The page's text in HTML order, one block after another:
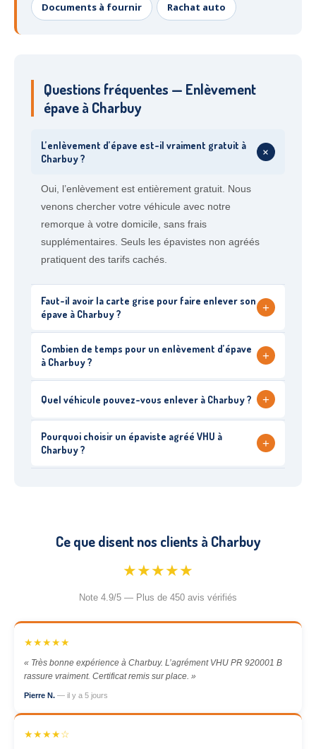
Documents à fournir Rachat auto
Questions fréquentes — Enlèvement
épave à Charbuy
L’enlèvement d’épave est-il vraiment gratuit à
Charbuy ?
+
Oui, l’enlèvement est entièrement gratuit. Nous
venons chercher votre véhicule avec notre
remorque à votre domicile, sans frais
supplémentaires. Seuls les épavistes non agréés
pratiquent des tarifs cachés.
Faut-il avoir la carte grise pour faire enlever son
épave à Charbuy ?
+
Combien de temps pour un enlèvement d’épave
à Charbuy ?
+
Quel véhicule pouvez-vous enlever à Charbuy ? +
Pourquoi choisir un épaviste agréé VHU à
Charbuy ?
+
Ce que disent nos clients à Charbuy
★★★★★
Note 4.9/5 — Plus de 450 avis vérifiés
★★★★★
« Très bonne expérience à Charbuy. L’agrément VHU PR 920001 B
rassure vraiment. Certificat remis sur place. »
Pierre N. — il y a 5 jours
★★★★☆